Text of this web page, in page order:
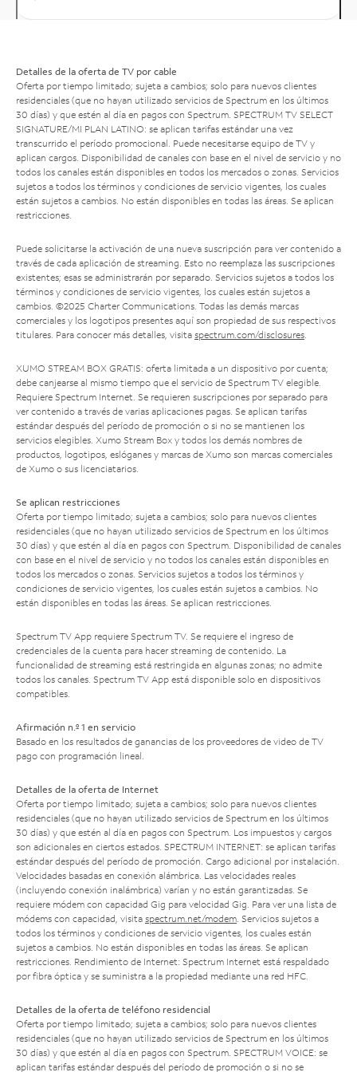
Detalles de la oferta de TV por cable
Oferta por tiempo limitado; sujeta a cambios; solo para nuevos clientes
residenciales (que no hayan utilizado servicios de Spectrum en los últimos
30 días) y que estén al día en pagos con Spectrum. SPECTRUM TV SELECT
SIGNATURE/MI PLAN LATINO: se aplican tarifas estándar una vez
transcurrido el período promocional. Puede necesitarse equipo de TV y
aplican cargos. Disponibilidad de canales con base en el nivel de servicio y no
todos los canales están disponibles en todos los mercados o zonas. Servicios
sujetos a todos los términos y condiciones de servicio vigentes, los cuales
están sujetos a cambios. No están disponibles en todas las áreas. Se aplican
restricciones.
Puede solicitarse la activación de una nueva suscripción para ver contenido a
través de cada aplicación de streaming. Esto no reemplaza las suscripciones
existentes; esas se administrarán por separado. Servicios sujetos a todos los
términos y condiciones de servicio vigentes, los cuales están sujetos a
cambios. ©2025 Charter Communications. Todas las demás marcas
comerciales y los logotipos presentes aquí son propiedad de sus respectivos
titulares. Para conocer más detalles, visita spectrum.com/disclosures.
XUMO STREAM BOX GRATIS: oferta limitada a un dispositivo por cuenta;
debe canjearse al mismo tiempo que el servicio de Spectrum TV elegible.
Requiere Spectrum Internet. Se requieren suscripciones por separado para
ver contenido a través de varias aplicaciones pagas. Se aplican tarifas
estándar después del período de promoción o si no se mantienen los
servicios elegibles. Xumo Stream Box y todos los demás nombres de
productos, logotipos, eslóganes y marcas de Xumo son marcas comerciales
de Xumo o sus licenciatarios.
Se aplican restricciones
Oferta por tiempo limitado; sujeta a cambios; solo para nuevos clientes
residenciales (que no hayan utilizado servicios de Spectrum en los últimos
30 días) y que estén al día en pagos con Spectrum. Disponibilidad de canales
con base en el nivel de servicio y no todos los canales están disponibles en
todos los mercados o zonas. Servicios sujetos a todos los términos y
condiciones de servicio vigentes, los cuales están sujetos a cambios. No
están disponibles en todas las áreas. Se aplican restricciones.
Spectrum TV App requiere Spectrum TV. Se requiere el ingreso de
credenciales de la cuenta para hacer streaming de contenido. La
funcionalidad de streaming está restringida en algunas zonas; no admite
todos los canales. Spectrum TV App está disponible solo en dispositivos
compatibles.
Afirmación n.º 1 en servicio
Basado en los resultados de ganancias de los proveedores de video de TV
pago con programación lineal.
Detalles de la oferta de Internet
Oferta por tiempo limitado; sujeta a cambios; solo para nuevos clientes
residenciales (que no hayan utilizado servicios de Spectrum en los últimos
30 días) y que estén al día en pagos con Spectrum. Los impuestos y cargos
son adicionales en ciertos estados. SPECTRUM INTERNET: se aplican tarifas
estándar después del período de promoción. Cargo adicional por instalación.
Velocidades basadas en conexión alámbrica. Las velocidades reales
(incluyendo conexión inalámbrica) varían y no están garantizadas. Se
requiere módem con capacidad Gig para velocidad Gig. Para ver una lista de
módems con capacidad, visita spectrum.net/modem. Servicios sujetos a
todos los términos y condiciones de servicio vigentes, los cuales están
sujetos a cambios. No están disponibles en todas las áreas. Se aplican
restricciones. Rendimiento de Internet: Spectrum Internet está respaldado
por fibra óptica y se suministra a la propiedad mediante una red HFC.
Detalles de la oferta de teléfono residencial
Oferta por tiempo limitado; sujeta a cambios; solo para nuevos clientes
residenciales (que no hayan utilizado servicios de Spectrum en los últimos
30 días) y que estén al día en pagos con Spectrum. SPECTRUM VOICE: se
aplican tarifas estándar después del período de promoción o si no se